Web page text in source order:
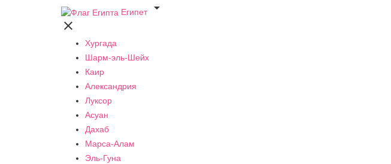
Египет


Хургада
Шарм-эль-Шейх
Каир
Александрия
Луксор
Асуан
Дахаб
Марса-Алам
Эль-Гуна